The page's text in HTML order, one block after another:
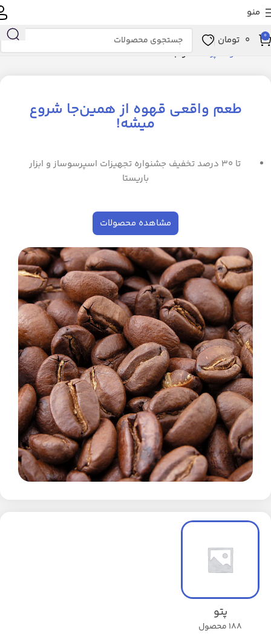
منو
0
0 تومان
خانه و آشپزخانه خواب
طعم واقعی قهوه از همین‌جا شروع
میشه!
تا ۳۰ درصد تخفیف جشنواره تجهیزات اسپرسوساز و ابزار
باریستا
مشاهده محصولات
پتو
188 محصول